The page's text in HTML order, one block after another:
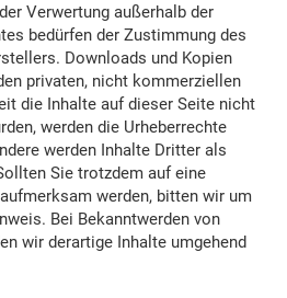
Verwertung außerhalb der
bedürfen der Zustimmung des
Downloads und Kopien
privaten, nicht kommerziellen
die Inhalte auf dieser Seite nicht
werden die Urheberrechte
werden Inhalte Dritter als
Sie trotzdem auf eine
werden, bitten wir um
Bei Bekanntwerden von
wir derartige Inhalte umgehend